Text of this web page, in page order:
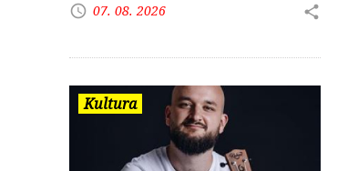
07. 08. 2026
Kultura